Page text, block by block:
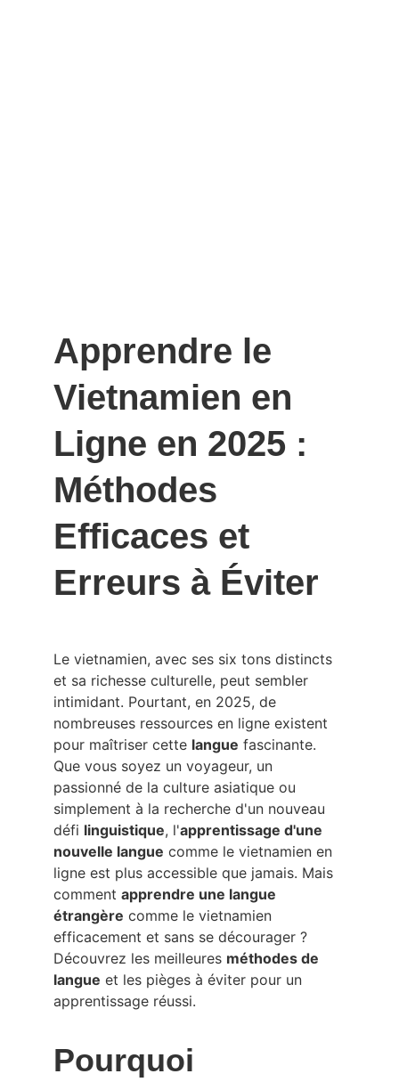
Apprendre le
Vietnamien en
Ligne en 2025 :
Méthodes
Efficaces et
Erreurs à Éviter
Le vietnamien, avec ses six tons distincts
et sa richesse culturelle, peut sembler
intimidant. Pourtant, en 2025, de
nombreuses ressources en ligne existent
pour maîtriser cette langue fascinante.
Que vous soyez un voyageur, un
passionné de la culture asiatique ou
simplement à la recherche d'un nouveau
défi linguistique, l'apprentissage d'une
nouvelle langue comme le vietnamien en
ligne est plus accessible que jamais. Mais
comment apprendre une langue
étrangère comme le vietnamien
efficacement et sans se décourager ?
Découvrez les meilleures méthodes de
langue et les pièges à éviter pour un
apprentissage réussi.
Pourquoi